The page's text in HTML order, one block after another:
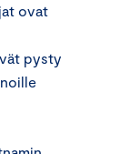
ovat
pysty